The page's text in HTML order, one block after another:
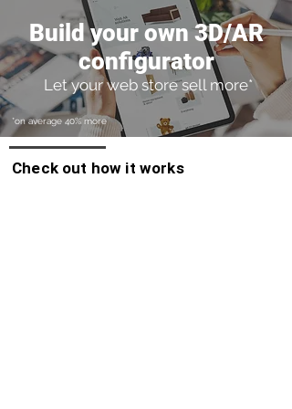
Build your own 3D/AR
configurator
Let your web store sell more*
*on average 40% more
Check out how it works